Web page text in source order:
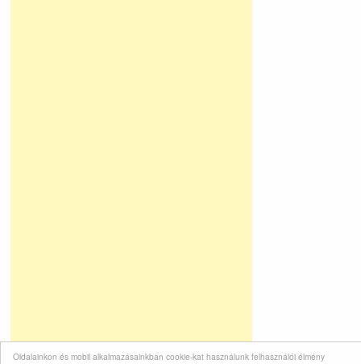
Oldalainkon és mobil alkalmazásainkban cookie-kat használunk felhasználói élmény